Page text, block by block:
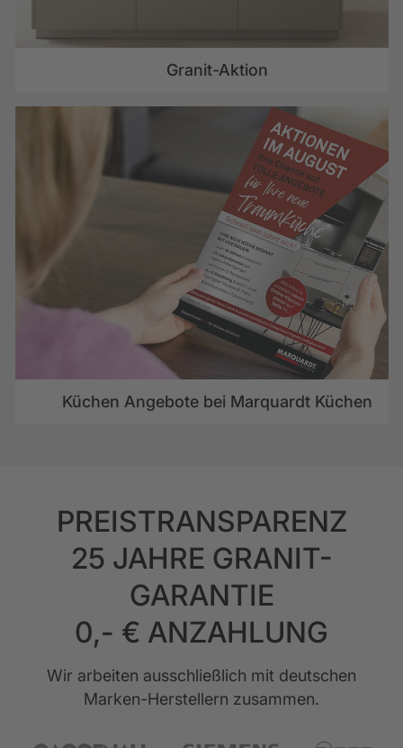
Granit-Aktion
Küchen Angebote bei Marquardt Küchen
PREISTRANSPARENZ
25 JAHRE GRANIT-
GARANTIE
0,- € ANZAHLUNG
Wir arbeiten ausschließlich mit deutschen
Marken-Herstellern zusammen.